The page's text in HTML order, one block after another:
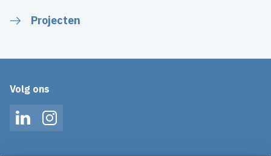
Projecten
Volg ons
LinkedInInstagram